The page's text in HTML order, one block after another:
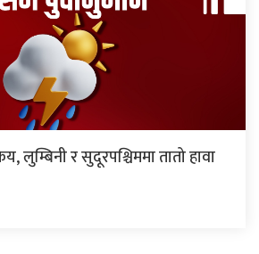
लुम्बिनी र सुदूरपश्चिममा तातो हावा